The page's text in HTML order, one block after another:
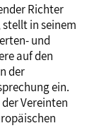
Richter
in seinem
und
auf den
der
ein.
Vereinten